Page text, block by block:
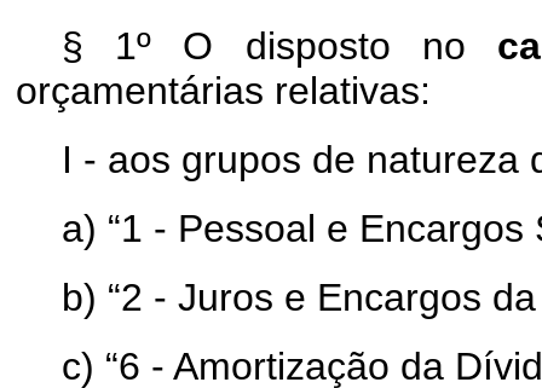
§ 1º O disposto no
orçamentárias relativas:
I - aos grupos de natureza
a) “1 - Pessoal e Encargos
b) “2 - Juros e Encargos
c) “6 - Amortização da